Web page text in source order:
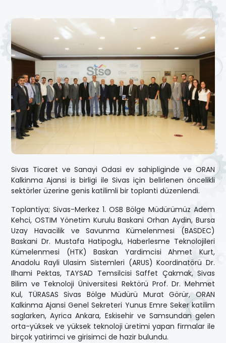
Sivas Ticaret ve Sanayi Odasi ev sahipliginde ve ORAN
Kalkinma Ajansi is birligi ile Sivas için belirlenen öncelikli
sektörler üzerine genis katilimli bir toplanti düzenlendi.
Toplantiya; Sivas-Merkez 1. OSB Bölge Müdürümüz Adem
Kehci, OSTIM Yönetim Kurulu Baskani Orhan Aydin, Bursa
Uzay Havacilik ve Savunma Kümelenmesi (BASDEC)
Baskani Dr. Mustafa Hatipoglu, Haberlesme Teknolojileri
Kümelenmesi (HTK) Baskan Yardimcisi Ahmet Kurt,
Anadolu Rayli Ulasim Sistemleri (ARUS) Koordinatörü Dr.
Ilhami Pektas, TAYSAD Temsilcisi Saffet Çakmak, Sivas
Bilim ve Teknoloji Üniversitesi Rektörü Prof. Dr. Mehmet
Kul, TÜRASAS Sivas Bölge Müdürü Murat Görür, ORAN
Kalkinma Ajansi Genel Sekreteri Yunus Emre Seker katilim
saglarken, Ayrica Ankara, Eskisehir ve Samsundan gelen
orta-yüksek ve yüksek teknoloji üretimi yapan firmalar ile
birçok yatirimci ve girisimci de hazir bulundu.